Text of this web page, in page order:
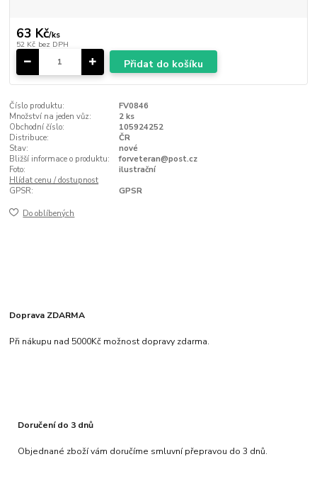
63 Kč/ks
52 Kč bez DPH
Přidat do košíku
Číslo produktu:
FV0846
Množství na jeden vůz:
2 ks
Obchodní číslo:
105924252
Distribuce:
ČR
Stav:
nové
Bližší informace o produktu:
forveteran@post.cz
Foto:
ilustrační
Hlídat cenu / dostupnost
GPSR:
GPSR
Do oblíbených
Doprava ZDARMA
Při nákupu nad 5000Kč možnost dopravy zdarma.
Doručení do 3 dnů
Objednané zboží vám doručíme smluvní přepravou do 3 dnů.